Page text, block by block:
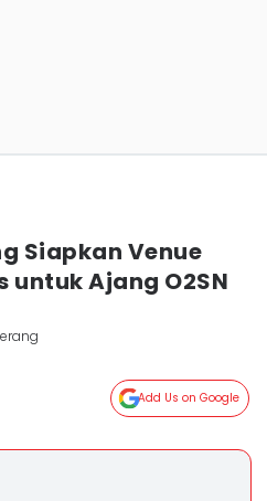
Siapkan Venue
Ajang O2SN
Add Us on Google